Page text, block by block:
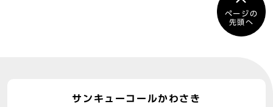
ページの
先頭へ
サンキューコールかわさき